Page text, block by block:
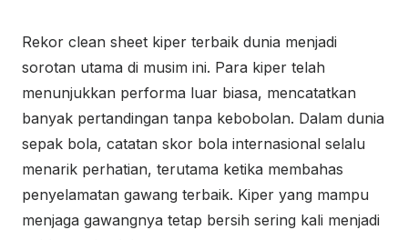
Rekor clean sheet kiper terbaik dunia menjadi
sorotan utama di musim ini. Para kiper telah
menunjukkan performa luar biasa, mencatatkan
banyak pertandingan tanpa kebobolan. Dalam dunia
sepak bola, catatan skor bola internasional selalu
menarik perhatian, terutama ketika membahas
penyelamatan gawang terbaik. Kiper yang mampu
menjaga gawangnya tetap bersih sering kali menjadi